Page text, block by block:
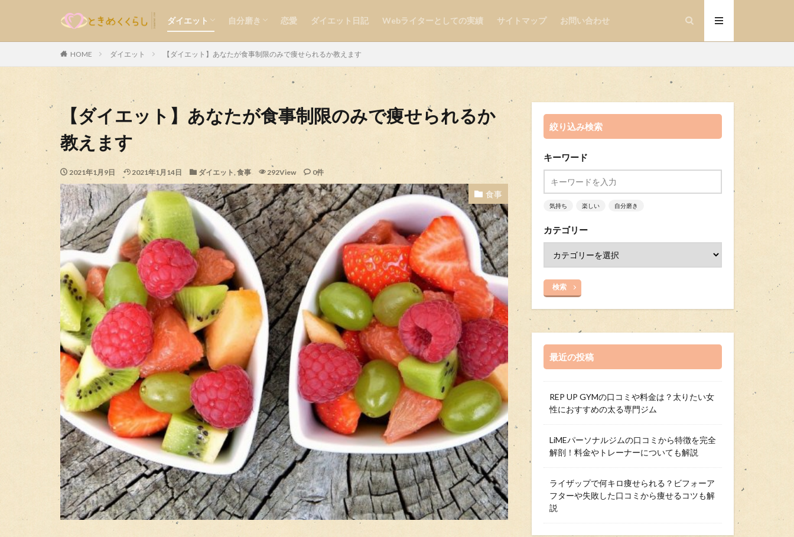
ダイエット
食事
運動
メンタル
自分磨き
外見
内面
恋愛 ダイエット日記 Webライターとしての実績 サイトマップ お問い合わせ
HOME ダイエット 【ダイエット】あなたが食事制限のみで痩せられるか教えます
【ダイエット】あなたが食事制限のみで痩せられるか
教えます
2021年1月9日 2021年1月14日 ダイエット, 食事 292View 0件
食事
絞り込み検索
キーワード
気持ち 楽しい 自分磨き
カテゴリー
検索
最近の投稿
REP UP GYMの口コミや料金は？太りたい女
性におすすめの太る専門ジム
LiMEパーソナルジムの口コミから特徴を完全
解剖！料金やトレーナーについても解説
ライザップで何キロ痩せられる？ビフォーア
フターや失敗した口コミから痩せるコツも解
説
カテゴリー
検索